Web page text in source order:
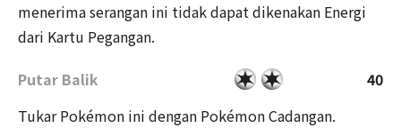
menerima serangan ini tidak dapat dikenakan Energi
dari Kartu Pegangan.
Putar Balik
40
Tukar Pokémon ini dengan Pokémon Cadangan.